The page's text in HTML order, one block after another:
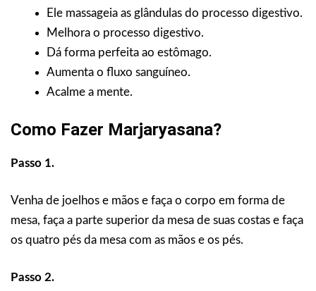
Ele massageia as glândulas do processo digestivo.
Melhora o processo digestivo.
Dá forma perfeita ao estômago.
Aumenta o fluxo sanguíneo.
Acalme a mente.
Como Fazer Marjaryasana?
Passo 1.
Venha de joelhos e mãos e faça o corpo em forma de
mesa, faça a parte superior da mesa de suas costas e faça
os quatro pés da mesa com as mãos e os pés.
Passo 2.